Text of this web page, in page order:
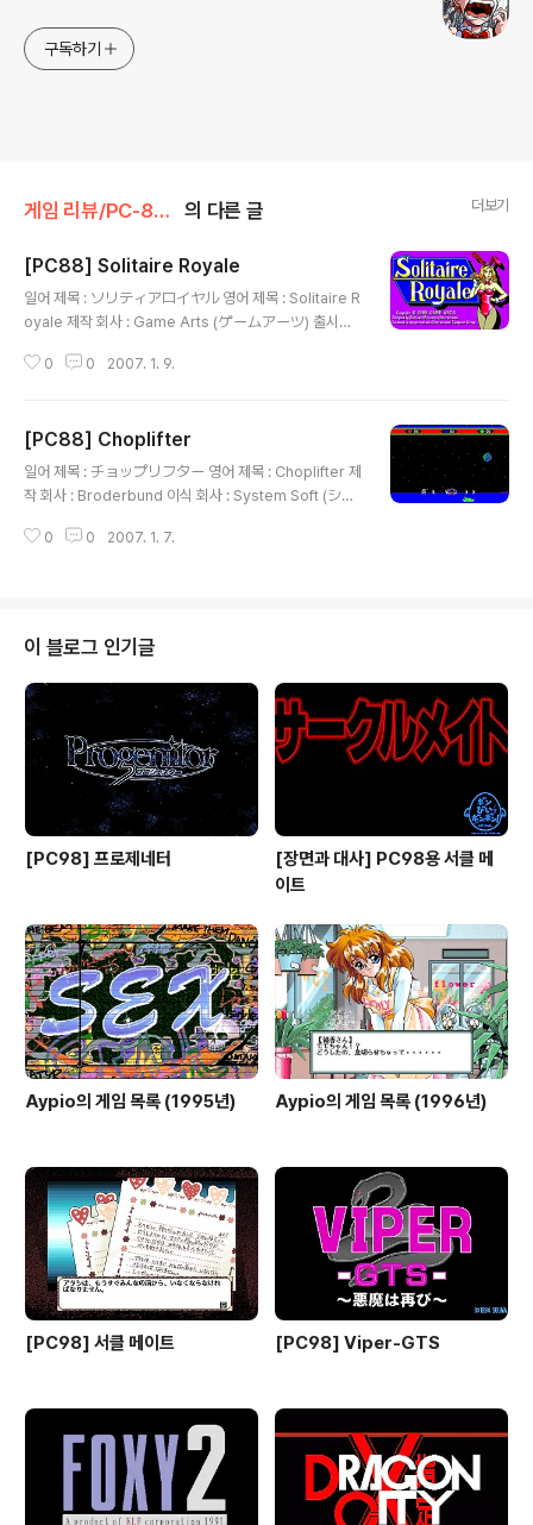
구독하기
게임 리뷰/PC-8801 의 다른 글 더보기
[PC88] Solitaire Royale
일어 제목 : ソリティアロイヤル 영어 제목 : Solitaire R
oyale 제작 회사 : Game Arts (ゲームアーツ) 출시일 :
카드로 혼자 즐길 수 있는 카드 게임을 모아둔 작품으로 Py
있으며 똑같은 카드를 찾아야 하는 Concentration, Pair
s, The Wish 등 아이들도 편하게 즐길 수 있는 게임도 갖
추고 있습니다. 다양한 게임을 즐길 수 있지만, 카드를 옮기
도 게임에서는 각 게임에 대한 규칙을 설명..
0 0 2007. 1. 9.
[PC88] Choplifter
일어 제목 : チョップリフター 영어 제목 : Choplifter 제
작 회사 : Broderbund 이식 회사 : System Soft (シス
반용 게임 설명 브라더번드의 Choplifter를 시스템 소프
해야 합니다. 헬리콥터에는 탑승인원수가 16명으로 제한
되어 만원이 되면 기지로 되돌아가 공간을 비워서 다시 구
출하러 가야 하며 헬리콥터를 타러 달려오는 포로가 적에
게 공격을 당하면 사망하게 되는데 사망자 수가 어느 정도
에 달하면 구출 임무에 실패하게 됩니다. 단순한 그래픽과
진행이지..
0 0 2007. 1. 7.
이 블로그 인기글
[PC98] 프로제네터
[장면과 대사] PC98용 서클 메
이트
Aypio의 게임 목록 (1995년) Aypio의 게임 목록 (1996년)
[PC98] 서클 메이트 [PC98] Viper-GTS